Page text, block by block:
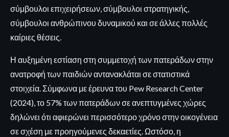
σύμβουλοι επιχειρήσεων, σύμβουλοι στρατηγικής,
σύμβουλοι ανθρώπινου δυναμικού και σε άλλες πολλές
καίριες θέσεις.
Η αυξημένη εστίαση στη συμμετοχή των πατεράδων στην
ανατροφή των παιδιών αντανακλάται σε στατιστικά
στοιχεία. Σύμφωνα με έρευνα του Pew Research Center
(2024), το 57% των πατεράδων σε ανεπτυγμένες χώρες
δηλώνει ότι αφιερώνει περισσότερο χρόνο στην οικογένεια
σε σχέση με προηγούμενες δεκαετίες. Ωστόσο, η